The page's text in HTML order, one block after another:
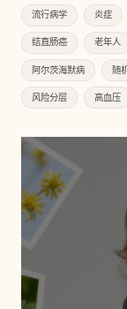
流行病学 炎症
结直肠癌 老年人
阿尔茨海默病 随
风险分层 高血压